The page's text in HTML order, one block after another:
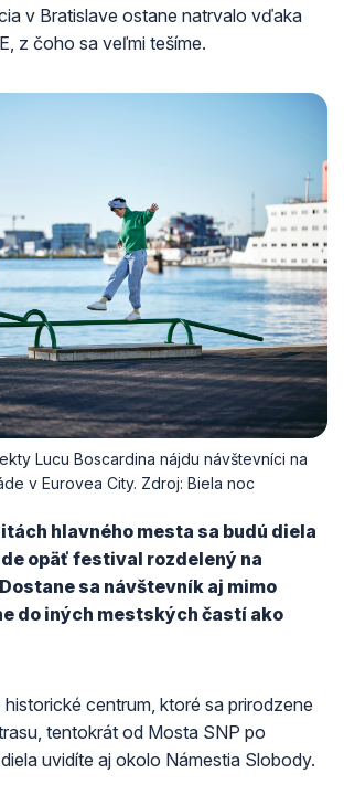
v Bratislave ostane natrvalo vďaka
z čoho sa veľmi tešíme.
Lucu Boscardina nájdu návštevníci na
v Eurovea City. Zdroj: Biela noc
hlavného mesta sa budú diela
opäť festival rozdelený na
sa návštevník aj mimo
do iných mestských častí ako
centrum, ktoré sa prirodzene
tentokrát od Mosta SNP po
uvidíte aj okolo Námestia Slobody.